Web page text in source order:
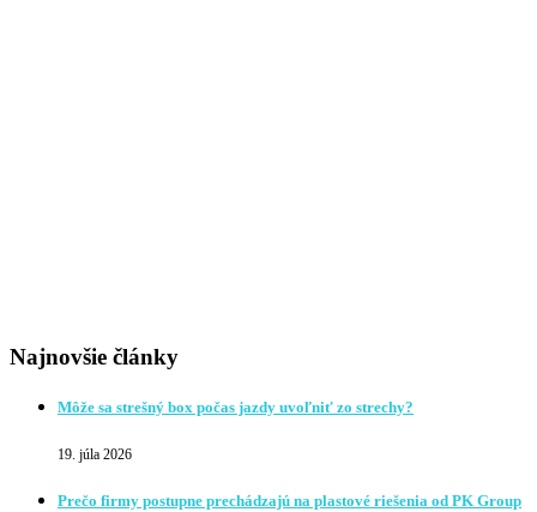
Najnovšie články
Môže sa strešný box počas jazdy uvoľniť zo strechy?
19. júla 2026
Prečo firmy postupne prechádzajú na plastové riešenia od PK Group